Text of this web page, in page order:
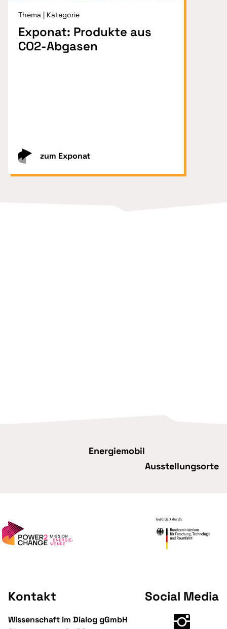
Thema | Kategorie
Exponat: Produkte aus
CO2-Abgasen
zum Exponat
Energiemobil
Ausstellungsorte
Kontakt
Wissenschaft im Dialog gGmbH
Social Media